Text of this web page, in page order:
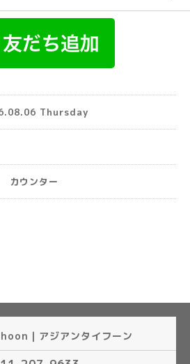
Thursday
カウンター
｜アジアンタイフーン